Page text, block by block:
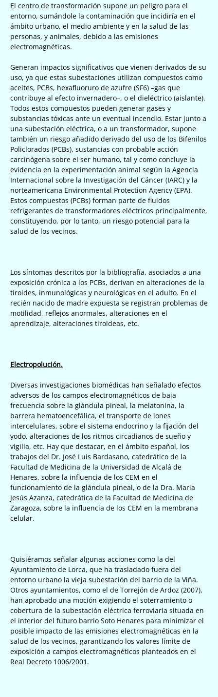
El centro de transformación supone un peligro para el
entorno, sumándole la contaminación que incidiría en el
ámbito urbano, el medio ambiente y en la salud de las
personas, y animales, debido a las emisiones
electromagnéticas.
Generan impactos significativos que vienen derivados de su
uso, ya que estas subestaciones utilizan compuestos como
aceites, PCBs, hexafluoruro de azufre (SF6) –gas que
contribuye al efecto invernadero–, o el dieléctrico (aislante).
Todos estos compuestos pueden generar gases y
substancias tóxicas ante un eventual incendio. Estar junto a
una subestación eléctrica, o a un transformador, supone
también un riesgo añadido derivado del uso de los Bifenilos
Policlorados (PCBs), sustancias con probable acción
carcinógena sobre el ser humano, tal y como concluye la
evidencia en la experimentación animal según la Agencia
Internacional sobre la Investigación del Cáncer (IARC) y la
norteamericana Environmental Protection Agency (EPA).
Estos compuestos (PCBs) forman parte de fluidos
refrigerantes de transformadores eléctricos principalmente,
constituyendo, por lo tanto, un riesgo potencial para la
salud de los vecinos.
Los síntomas descritos por la bibliografía, asociados a una
exposición crónica a los PCBs, derivan en alteraciones de la
tiroides, inmunológicas y neurológicas en el adulto. En el
recién nacido de madre expuesta se registran problemas de
motilidad, reflejos anormales, alteraciones en el
aprendizaje, alteraciones tiroideas, etc.
Electropolución.
Diversas investigaciones biomédicas han señalado efectos
adversos de los campos electromagnéticos de baja
frecuencia sobre la glándula pineal, la melatonina, la
barrera hematoencefálica, el transporte de iones
intercelulares, sobre el sistema endocrino y la fijación del
yodo, alteraciones de los ritmos circadianos de sueño y
vigilia, etc. Hay que destacar, en el ámbito español, los
trabajos del Dr. José Luis Bardasano, catedrático de la
Facultad de Medicina de la Universidad de Alcalá de
Henares, sobre la influencia de los CEM en el
funcionamiento de la glándula pineal, o de la Dra. Maria
Jesús Azanza, catedrática de la Facultad de Medicina de
Zaragoza, sobre la influencia de los CEM en la membrana
celular.
Quisiéramos señalar algunas acciones como la del
Ayuntamiento de Lorca, que ha trasladado fuera del
entorno urbano la vieja subestación del barrio de la Viña.
Otros ayuntamientos, como el de Torrejón de Ardoz (2007),
han aprobado una moción exigiendo el soterramiento o
cobertura de la subestación eléctrica ferroviaria situada en
el interior del futuro barrio Soto Henares para minimizar el
posible impacto de las emisiones electromagnéticas en la
salud de los vecinos, garantizando los valores límite de
exposición a campos electromagnéticos planteados en el
Real Decreto 1006/2001.